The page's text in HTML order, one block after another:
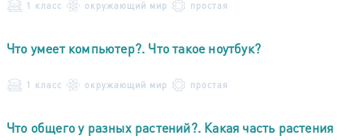
1 класс окружающий мир простая
Что умеет компьютер?. Что такое ноутбук?
1 класс окружающий мир простая
Что общего у разных растений?. Какая часть растения